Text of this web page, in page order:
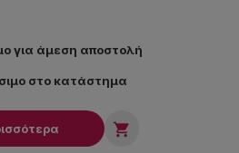
για άμεση αποστολή
στο κατάστημα
